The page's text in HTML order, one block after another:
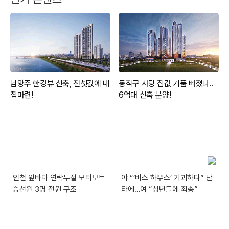
인천 앞바다 연락두절 모터보트
승선원 3명 전원 구조
야 “‘버스 하우스’ 기괴하다” 난
타에…여 “청년들에 죄송”